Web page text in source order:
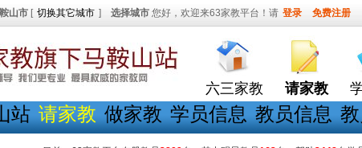
山市 [ 切换其它城市 ] 选择城市 您好，欢迎来63家教平台！请 登录 免费注册
六三家教 请家教
站 请家教 做家教 学员信息 教员信息